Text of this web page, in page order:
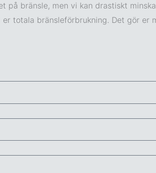
på bränsle, men vi kan drastiskt
totala bränsleförbrukning. Det gör